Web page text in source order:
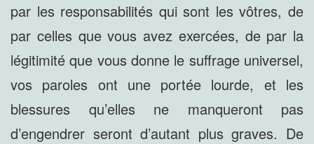
par les responsabilités qui sont les vôtres, de
par celles que vous avez exercées, de par la
légitimité que vous donne le suffrage universel,
vos paroles ont une portée lourde, et les
blessures qu’elles ne manqueront pas
d’engendrer seront d’autant plus graves. De